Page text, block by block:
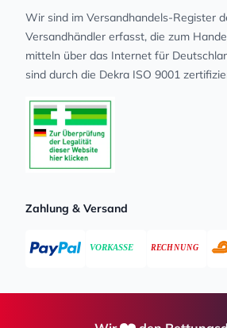
Wir sind im Versandhandels-Register
Versandhändler erfasst, die zum
mit­teln über das Internet für
sind durch die Dekra ISO 9001
Zahlung & Versand